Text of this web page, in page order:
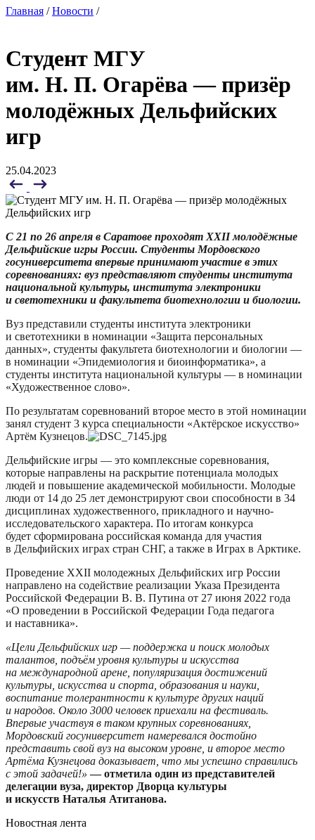
Главная /Новости /
Студент МГУ
им. Н. П. Огарёва — призёр
молодёжных Дельфийских
игр
25.04.2023
С 21 по 26 апреля в Саратове проходят XXII молодёжные
Дельфийские игры России. Студенты Мордовского
госуниверситета впервые принимают участие в этих
соревнованиях: вуз представляют студенты института
национальной культуры, институтаэлектроники
и светотехники и факультета биотехнологии и биологии.
Вуз представили студенты института электроники
и светотехники в номинации «Защита персональных
данных», студенты факультета биотехнологии и биологии —
в номинации «Эпидемиология и биоинформатика», а
студенты института национальной культуры — в номинации
«Художественное слово».
По результатам соревнований второе место в этой номинации
занял студент 3 курса специальности «Актёрское искусство»
Артём Кузнецов.
Дельфийские игры — это комплексные соревнования,
которые направлены на раскрытие потенциала молодых
людей и повышение академической мобильности. Молодые
люди от 14 до 25 лет демонстрируют свои способности в 34
дисциплинах художественного, прикладного и научно-
исследовательского характера. По итогам конкурса
будет сформирована российская команда для участия
в Дельфийских играх стран СНГ, а также в Играх в Арктике.
Проведение XXII молодежных Дельфийских игр России
направлено на содействие реализации Указа Президента
Российской Федерации В. В. Путина от 27 июня 2022 года
«О проведении в Российской Федерации Года педагога
и наставника».
«Цели Дельфийских игр — поддержка и поиск молодых
талантов, подъём уровня культуры и искусства
на международной арене, популяризация достижений
культуры, искусства и спорта, образования и науки,
воспитание толерантности к культуре других наций
и народов. Около 3000 человек приехали на фестиваль.
Впервые участвуя в таком крупных соревнованиях,
Мордовский госуниверситет намеревался достойно
представить свой вуз на высоком уровне, и второе место
Артёма Кузнецова доказывает, что мы успешно справились
с этой задачей!» — отметила один из представителей
делегации вуза, директор Дворца культуры
и искусств Наталья Атитанова.
Новостная лента